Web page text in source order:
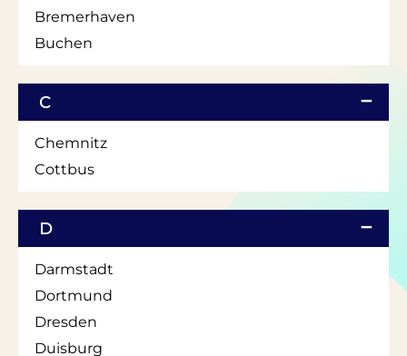
Bremerhaven
Buchen
C
Chemnitz
Cottbus
D
Darmstadt
Dortmund
Dresden
Duisburg